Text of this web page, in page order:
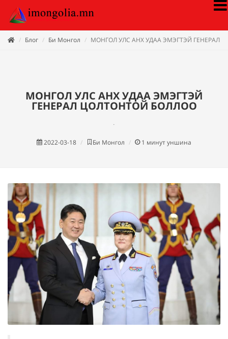
Блог Би Монгол МОНГОЛ УЛС АНХ УДАА ЭМЭГТЭЙ ГЕНЕРАЛ
МОНГОЛ УЛС АНХ УДАА ЭМЭГТЭЙ
ГЕНЕРАЛ ЦОЛТОНТОЙ БОЛЛОО
.
2022-03-18 Би Монгол 1 минут уншина